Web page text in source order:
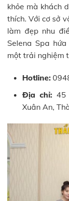
khỏe mà khách
thích. Với cơ sở
làm đẹp nhu
Selena Spa
một trải nghiệm
Hotline:
Địa chỉ: 45
Xuân An,